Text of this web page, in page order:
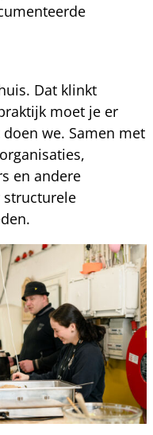
Dat klinkt
moet je er
we. Samen met
en andere
structurele